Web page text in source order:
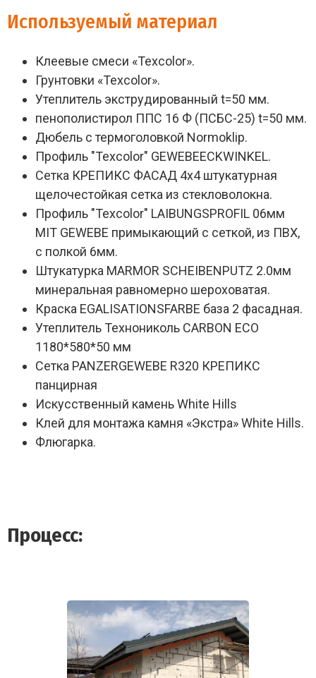
Используемый материал
Клеевые смеси «Texcolor».
Грунтовки «Texcolor».
Утеплитель экструдированный t=50 мм.
пенополистирол ППС 16 Ф (ПСБС-25) t=50 мм.
Дюбель с термоголовкой Normoklip.
Профиль "Texcolor" GEWEBEECKWINKEL.
Сетка КРЕПИКС ФАСАД 4х4 штукатурная
щелочестойкая сетка из стекловолокна.
Профиль "Texcolor" LAIBUNGSPROFIL 06мм
MIT GEWEBE примыкающий с сеткой, из ПВХ,
с полкой 6мм.
Штукатурка MARMOR SCHEIBENPUTZ 2.0мм
минеральная равномерно шероховатая.
Краска EGALISATIONSFARBE база 2 фасадная.
Утеплитель Технониколь CARBON ECO
1180*580*50 мм
Сетка PANZERGEWEBE R320 КРЕПИКС
панцирная
Искусственный камень White Hills
Клей для монтажа камня «Экстра» White Hills.
Флюгарка.
Процесс: